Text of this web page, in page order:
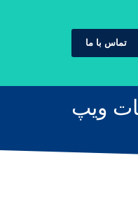
تماس با ما
ویپ